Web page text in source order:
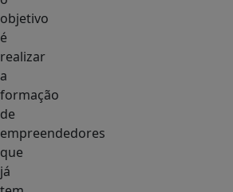
objetivo
é
realizar
a
formação
de
empreendedores
que
já